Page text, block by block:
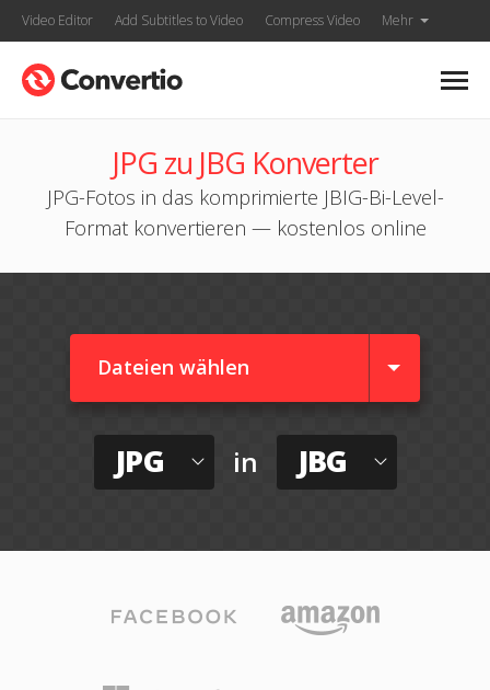
Video Editor Add Subtitles to Video Compress Video Mehr
JPG zu JBG Konverter
JPG-Fotos in das komprimierte JBIG-Bi-Level-
Format konvertieren — kostenlos online
Dateien wählen
JPG in JBG